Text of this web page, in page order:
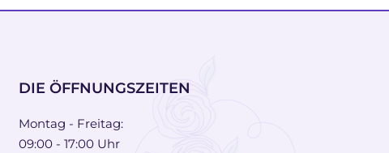
DIE ÖFFNUNGSZEITEN
Montag - Freitag:
09:00 - 17:00 Uhr